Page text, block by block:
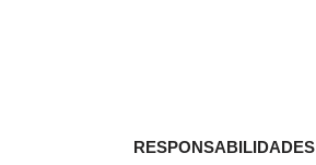
RESPONSABILIDADES